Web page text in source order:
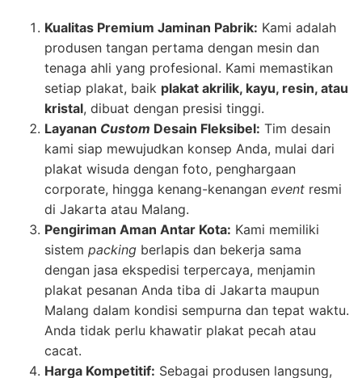
Kualitas Premium Jaminan Pabrik: Kami adalah
produsen tangan pertama dengan mesin dan
tenaga ahli yang profesional. Kami memastikan
setiap plakat, baik plakat akrilik, kayu, resin, atau
kristal, dibuat dengan presisi tinggi.
Layanan Custom Desain Fleksibel: Tim desain
kami siap mewujudkan konsep Anda, mulai dari
plakat wisuda dengan foto, penghargaan
corporate, hingga kenang-kenangan event resmi
di Jakarta atau Malang.
Pengiriman Aman Antar Kota: Kami memiliki
sistem packing berlapis dan bekerja sama
dengan jasa ekspedisi terpercaya, menjamin
plakat pesanan Anda tiba di Jakarta maupun
Malang dalam kondisi sempurna dan tepat waktu.
Anda tidak perlu khawatir plakat pecah atau
cacat.
Harga Kompetitif: Sebagai produsen langsung,